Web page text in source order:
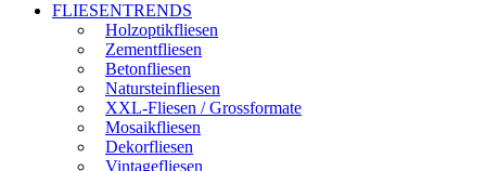
FLIESENTRENDS
Holzoptikfliesen
Zementfliesen
Betonfliesen
Natursteinfliesen
XXL-Fliesen / Grossformate
Mosaikfliesen
Dekorfliesen
Vintagefliesen